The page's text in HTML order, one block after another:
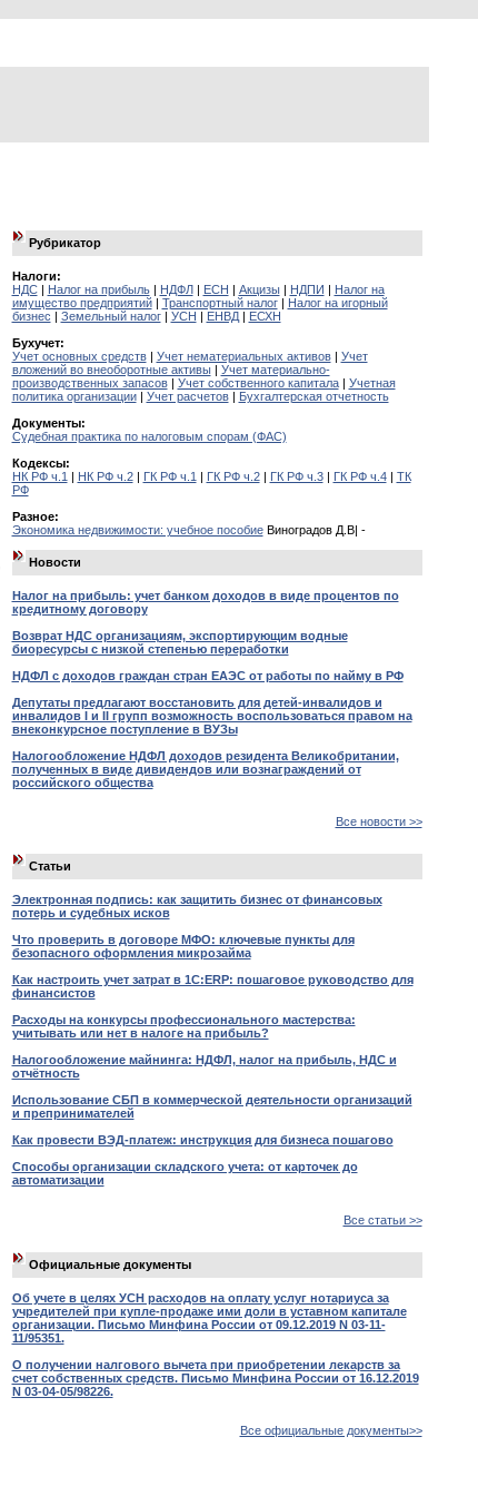
Рубрикатор
Налоги:
НДС| Налог на прибыль| НДФЛ| ЕСН | Акцизы| НДПИ | Налог на
имущество предприятий| Транспортный налог| Налог на игорный
бизнес | Земельный налог| УСН | ЕНВД| ЕСХН
Бухучет:
Учет основных средств| Учет нематериальных активов| Учет
вложений во внеоборотные активы| Учет материально-
производственных запасов| Учет собственного капитала| Учетная
политика организации| Учет расчетов| Бухгалтерская отчетность
Документы:
Судебная практика по налоговым спорам (ФАС)
Кодексы:
НК РФ ч.1 | НК РФ ч.2| ГК РФ ч.1 | ГК РФ ч.2| ГК РФ ч.3| ГК РФ ч.4| ТК
РФ
Разное:
Экономика недвижимости: учебное пособиеВиноградов Д.В| -
Новости
Налог на прибыль: учет банком доходов в виде процентов по
кредитному договору
Возврат НДС организациям, экспортирующим водные
биоресурсы с низкой степенью переработки
НДФЛ с доходов граждан стран ЕАЭС от работы по найму в РФ
Депутаты предлагают восстановить для детей-инвалидов и
инвалидов I и II групп возможность воспользоваться правом на
внеконкурсное поступление в ВУЗы
Налогообложение НДФЛ доходов резидента Великобритании,
полученных в виде дивидендов или вознаграждений от
российского общества
Все новости >>
Статьи
Электронная подпись: как защитить бизнес от финансовых
потерь и судебных исков
Что проверить в договоре МФО: ключевые пункты для
безопасного оформления микрозайма
Как настроить учет затрат в 1С:ERP: пошаговое руководство для
финансистов
Расходы на конкурсы профессионального мастерства:
учитывать или нет в налоге на прибыль?
Налогообложение майнинга: НДФЛ, налог на прибыль, НДС и
отчётность
Использование СБП в коммерческой деятельности организаций
и препринимателей
Как провести ВЭД-платеж: инструкция для бизнеса пошагово
Способы организации складского учета: от карточек до
автоматизации
Все статьи >>
Официальные документы
Об учете в целях УСН расходов на оплату услуг нотариуса за
учредителей при купле-продаже ими доли в уставном капитале
организации. Письмо Минфина России от 09.12.2019 N 03-11-
11/95351.
О получении налгового вычета при приобретении лекарств за
счет собственных средств. Письмо Минфина России от 16.12.2019
N 03-04-05/98226.
Все официальные документы>>